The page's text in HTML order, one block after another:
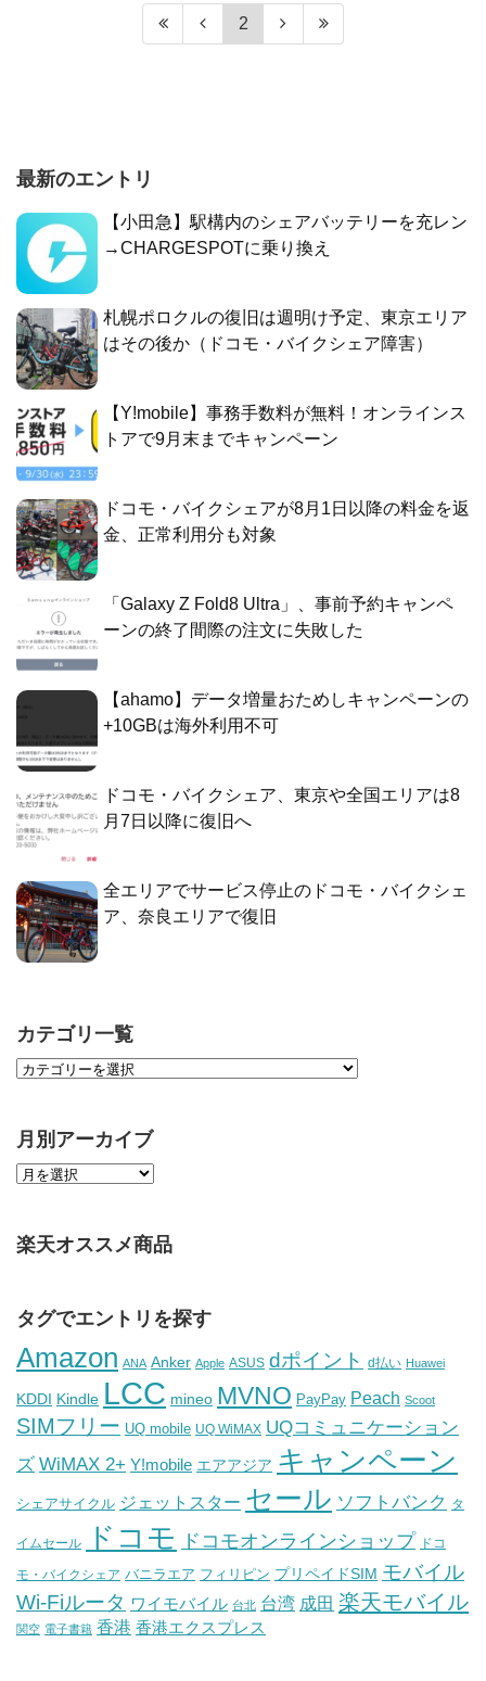
2
最新のエントリ
【小田急】駅構内のシェアバッテリーを充レン
→CHARGESPOTに乗り換え
札幌ポロクルの復旧は週明け予定、東京エリア
はその後か（ドコモ・バイクシェア障害）
【Y!mobile】事務手数料が無料！オンラインス
トアで9月末までキャンペーン
ドコモ・バイクシェアが8月1日以降の料金を返
金、正常利用分も対象
「Galaxy Z Fold8 Ultra」、事前予約キャンペ
ーンの終了間際の注文に失敗した
【ahamo】データ増量おためしキャンペーンの
+10GBは海外利用不可
ドコモ・バイクシェア、東京や全国エリアは8
月7日以降に復旧へ
全エリアでサービス停止のドコモ・バイクシェ
ア、奈良エリアで復旧
カテゴリ一覧
月別アーカイブ
楽天オススメ商品
タグでエントリを探す
Amazon ANA Anker Apple ASUS dポイント d払い Huawei
KDDI Kindle LCC mineo MVNO PayPay Peach Scoot
SIMフリー UQ mobile UQ WiMAX UQコミュニケーション
ズ WiMAX 2+ Y!mobile エアアジア キャンペーン
シェアサイクル ジェットスター セール ソフトバンク タ
イムセール ドコモ ドコモオンラインショップ ドコ
モ・バイクシェア バニラエア フィリピン プリペイドSIM モバイル
Wi-Fiルータ ワイモバイル 台北 台湾 成田 楽天モバイル
関空 電子書籍 香港 香港エクスプレス